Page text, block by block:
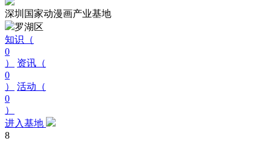
深圳国家动漫画产业基地
罗湖区
知识（
0
）
资讯（
0
）
活动（
0
）
进入基地
8